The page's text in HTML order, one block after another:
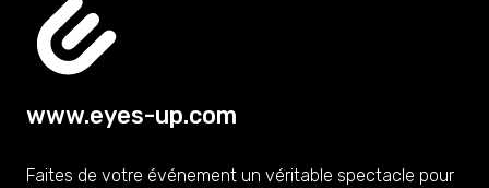
www.eyes-up.com
Faites de votre événement un véritable spectacle pour